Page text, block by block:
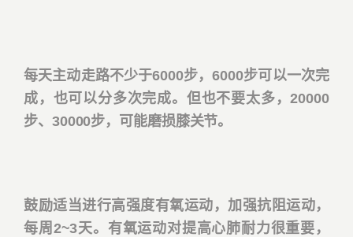
每天主动走路不少于6000步，6000步可以一次完
成，也可以分多次完成。但也不要太多，20000
步、30000步，可能磨损膝关节。
鼓励适当进行高强度有氧运动，加强抗阻运动，
每周2~3天。有氧运动对提高心肺耐力很重要，